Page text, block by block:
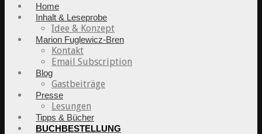
Home
Inhalt & Leseprobe
Idee & Konzept
Marion Fuglewicz-Bren
Kontakt
Email Subscription
Blog
Gastbeiträge
Presse
Lesungen
Tipps & Bücher
BUCHBESTELLUNG